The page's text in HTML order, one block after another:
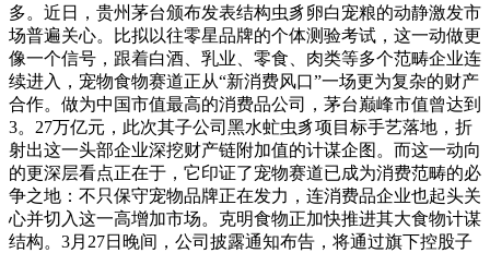
多。近日，贵州茅台颁布发表结构虫豸卵白宠粮的动静激发市
场普遍关心。比拟以往零星品牌的个体测验考试，这一动做更
像一个信号，跟着白酒、乳业、零食、肉类等多个范畴企业连
续进入，宠物食物赛道正从“新消费风口”一场更为复杂的财产
合作。做为中国市值最高的消费品公司，茅台巅峰市值曾达到
3。27万亿元，此次其子公司黑水虻虫豸项目标手艺落地，折
射出这一头部企业深挖财产链附加值的计谋企图。而这一动向
的更深层看点正在于，它印证了宠物赛道已成为消费范畴的必
争之地：不只保守宠物品牌正在发力，连消费品企业也起头关
心并切入这一高增加市场。克明食物正加快推进其大食物计谋
结构。3月27日晚间，公司披露通知布告，将通过旗下控股子